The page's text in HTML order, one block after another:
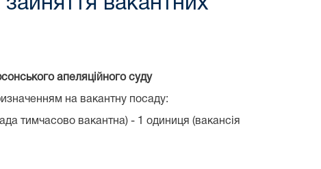
апеляційного суду
на вакантну посаду:
тимчасово вакантна) - 1 одиниця (вакансія